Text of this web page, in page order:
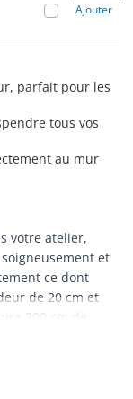
Ajouter
parfait pour les
tous vos
au mur
votre atelier,
et
ce dont
de 20 cm et
200 cm de
pour